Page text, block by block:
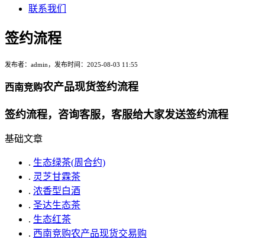
联系我们
签约流程
发布者：admin，发布时间：2025-08-03 11:55
西南竞购农产品现货签约流程
签约流程，咨询客服，客服给大家发送签约流程
基础文章
. 生态绿茶(周合约)
. 灵芝甘霖茶
. 浓香型白酒
. 圣达生态茶
. 生态红茶
. 西南竞购农产品现货交易购